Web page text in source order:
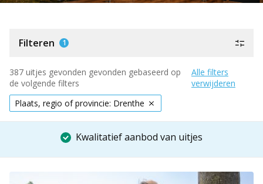
Filteren 1
387 uitjes gevonden gevonden gebaseerd op
de volgende filters
Alle filters
verwijderen
Plaats, regio of provincie: Drenthe
Kwalitatief aanbod van uitjes